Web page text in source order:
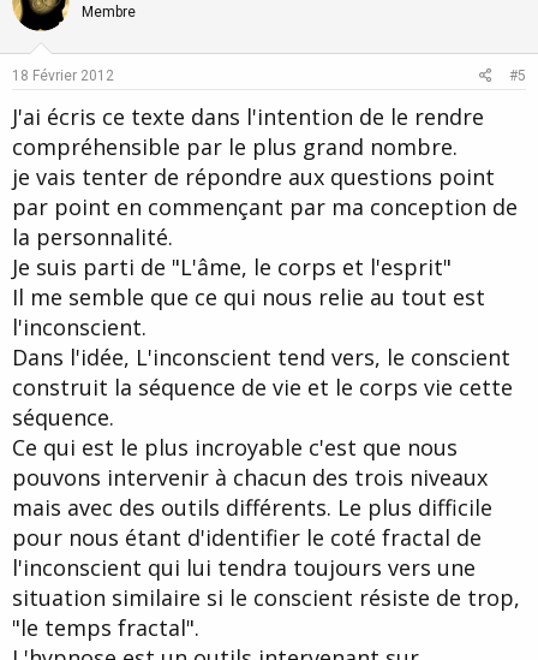
Membre
18 Février 2012 #5
J'ai écris ce texte dans l'intention de le rendre
compréhensible par le plus grand nombre.
je vais tenter de répondre aux questions point
par point en commençant par ma conception de
la personnalité.
Je suis parti de "L'âme, le corps et l'esprit"
Il me semble que ce qui nous relie au tout est
l'inconscient.
Dans l'idée, L'inconscient tend vers, le conscient
construit la séquence de vie et le corps vie cette
séquence.
Ce qui est le plus incroyable c'est que nous
pouvons intervenir à chacun des trois niveaux
mais avec des outils différents. Le plus difficile
pour nous étant d'identifier le coté fractal de
l'inconscient qui lui tendra toujours vers une
situation similaire si le conscient résiste de trop,
"le temps fractal".